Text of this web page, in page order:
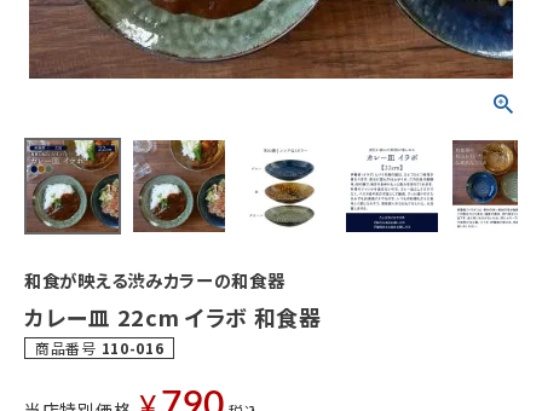
和食が映える渋みカラーの和食器
カレー皿 22cm イラボ 和食器
商品番号 110-016